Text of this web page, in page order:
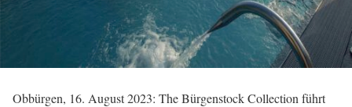
Obbürgen, 16. August 2023: The Bürgenstock Collection führt